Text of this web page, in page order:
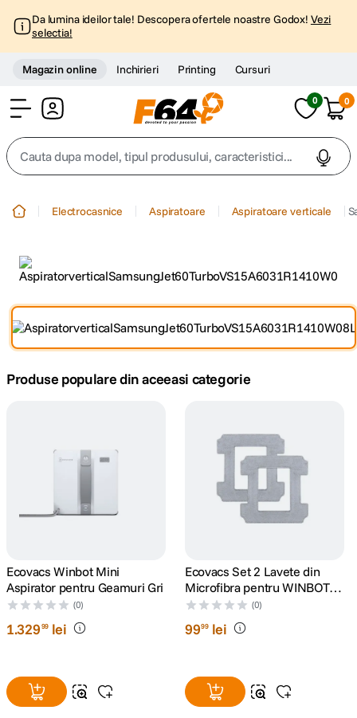
Da lumina ideilor tale! Descopera ofertele noastre Godox! Vezi
selectia!
Magazin online Inchirieri Printing Cursuri
0 0
Cauta dupa model, tipul produsului, caracteristici...
2. trepied
4. peak design
canon sx740 hs
sony fx
card memorie
10. dji osmo
Electrocasnice Aspiratoare Aspiratoare verticale
Produse populare din aceeasi categorie
Ecovacs Winbot Mini
Aspirator pentru Geamuri Gri
(0)
1.32999 lei
Ecovacs Set 2 Lavete din
Microfibra pentru WINBOT
W2/W2 OMNI
(0)
9999 lei